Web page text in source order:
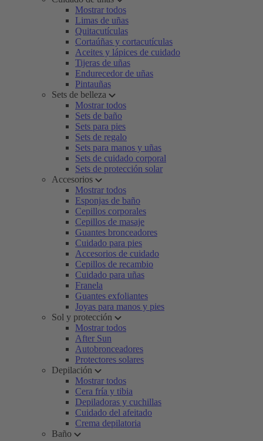
Mostrar todos
Limas de uñas
Quitacutículas
Cortaúñas y cortacutículas
Aceites y lápices de cuidado
Tijeras de uñas
Endurecedor de uñas
Pintauñas
Sets de belleza
Mostrar todos
Sets de baño
Sets para pies
Sets de regalo
Sets para manos y uñas
Sets de cuidado corporal
Sets de protección solar
Accesorios
Mostrar todos
Esponjas de baño
Cepillos corporales
Cepillos de masaje
Guantes bronceadores
Cuidado para pies
Accesorios de cuidado
Cepillos de recambio
Cuidado para uñas
Franela
Guantes exfoliantes
Joyas para manos y pies
Sol y protección
Mostrar todos
After Sun
Autobronceadores
Protectores solares
Depilación
Mostrar todos
Cera fría y tibia
Depiladoras y cuchillas
Cuidado del afeitado
Crema depilatoria
Baño